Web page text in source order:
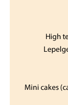
High
Mini cakes